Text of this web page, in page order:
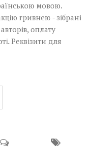
мовою.
гривнею - зібрані
оплату
Реквізити для